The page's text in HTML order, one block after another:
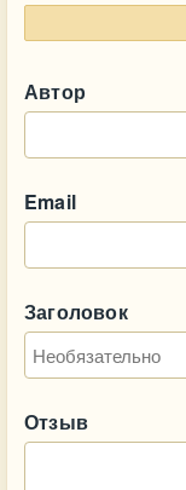
Автор
Email
Заголовок
Отзыв